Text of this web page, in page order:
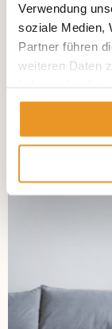
Verwendung
soziale Medien,
Partner führen
weiteren Daten
gesammelt
Was macht
Was macht ein
Medizin? Viele
Was macht ein